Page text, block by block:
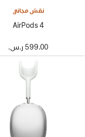
نقش مجاني
AirPods 4
599.00 ر.س.‏